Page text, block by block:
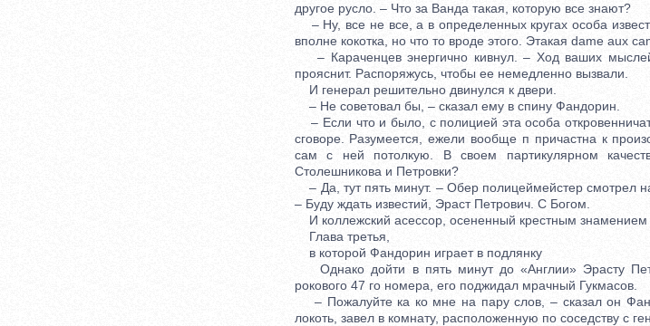
другое русло. – Что за Ванда такая, которую все знают?
– Ну, все не все, а в определенных кругах особа
вполне кокотка, но что то вроде этого. Этакая dame aux
– Караченцев энергично кивнул. – Ход ваших
прояснит. Распоряжусь, чтобы ее немедленно вызвали.
И генерал решительно двинулся к двери.
– Не советовал бы, – сказал ему в спину Фандорин.
– Если что и было, с полицией эта особа
сговоре. Разумеется, ежели вообще п причастна к
сам с ней потолкую. В своем партикулярном
Столешникова и Петровки?
– Да, тут пять минут. – Обер полицеймейстер смотрел
– Буду ждать известий, Эраст Петрович. С Богом.
И коллежский асессор, осененный крестным знамением
Глава третья,
в которой Фандорин играет в подлянку
Однако дойти в пять минут до «Англии» Эрасту
рокового 47 го номера, его поджидал мрачный Гукмасов.
– Пожалуйте ка ко мне на пару слов, – сказал он
локоть, завел в комнату, расположенную по соседству с